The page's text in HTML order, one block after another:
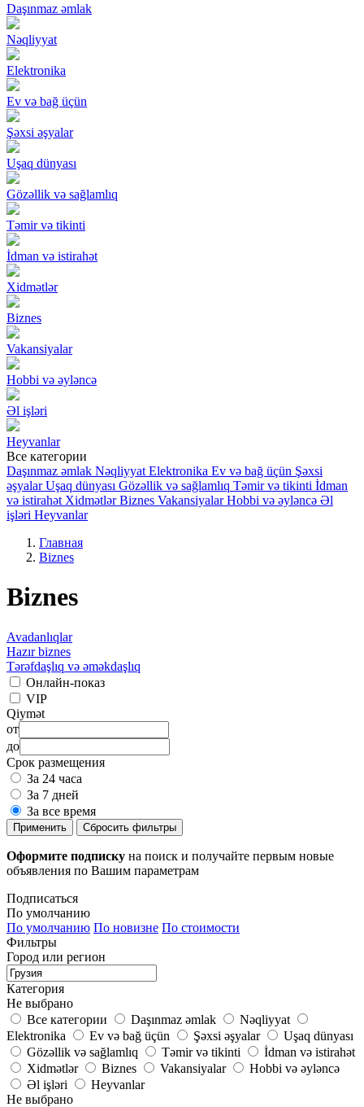
Daşınmaz əmlak
Nəqliyyat
Elektronika
Ev və bağ üçün
Şəxsi əşyalar
Uşaq dünyası
Gözəllik və sağlamlıq
Təmir və tikinti
İdman və istirahət
Xidmətlər
Biznes
Vakansiyalar
Hobbi və əyləncə
Əl işləri
Heyvanlar
Все категории
Daşınmaz əmlak Nəqliyyat Elektronika Ev və bağ üçün Şəxsi
əşyalar Uşaq dünyası Gözəllik və sağlamlıq Təmir və tikinti İdman
və istirahət Xidmətlər Biznes Vakansiyalar Hobbi və əyləncə Əl
işləri Heyvanlar
Главная
Biznes
Biznes
Avadanlıqlar
Hazır biznes
Tərəfdaşlıq və əməkdaşlıq
Онлайн-показ
VIP
Qiymət
от
до
Срок размещения
За 24 часа
За 7 дней
За все время
Применить Сбросить фильтры
Оформите подписку на поиск и получайте первым новые
объявления по Вашим параметрам
Подписаться
По умолчанию
По умолчанию По новизне По стоимости
Фильтры
Город или регион
Категория
Не выбрано
Все категории
Daşınmaz əmlak
Nəqliyyat
Elektronika
Ev və bağ üçün Şəxsi əşyalar
Uşaq dünyası
Gözəllik və sağlamlıq
Təmir və tikinti
İdman və istirahət
Xidmətlər
Biznes Vakansiyalar
Hobbi və əyləncə
Əl işləri
Heyvanlar
Не выбрано